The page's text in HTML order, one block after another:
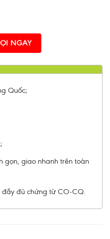
NGAY
Quốc;
gọn, giao nhanh trên toàn
đủ chứng từ CO-CQ.